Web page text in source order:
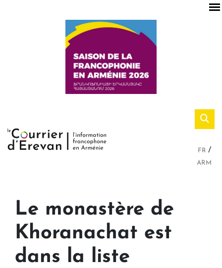
FR
ARM
Le monastère de
Khoranachat est
dans la liste